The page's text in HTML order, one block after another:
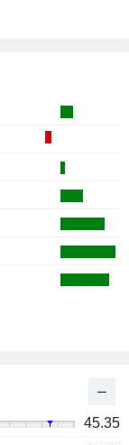
45.35